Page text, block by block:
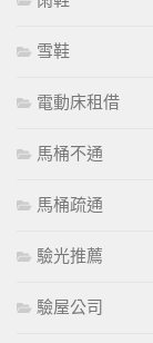
雪鞋
電動床租借
馬桶不通
馬桶疏通
驗光推薦
驗屋公司